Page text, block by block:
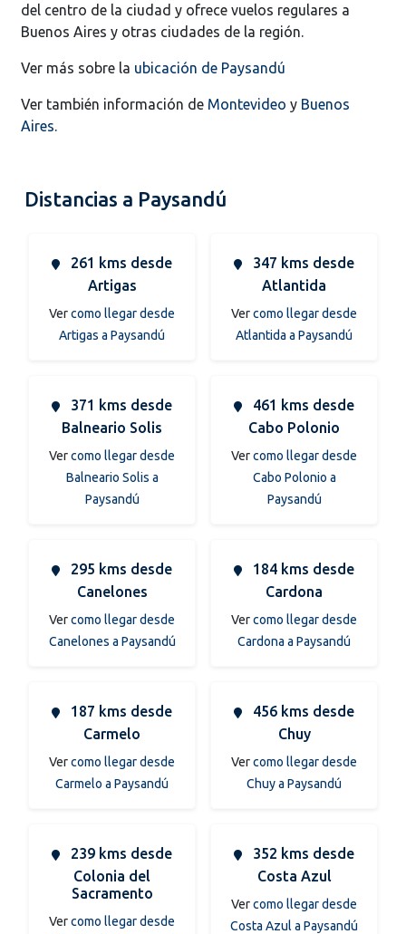
del centro de la ciudad y ofrece vuelos regulares a
Buenos Aires y otras ciudades de la región.
Ver más sobre la ubicación de Paysandú
Ver también información de Montevideo y Buenos
Aires.
Distancias a Paysandú
261 kms desde
Artigas
Vercomo llegar desde
Artigas a Paysandú
347 kms desde
Atlantida
Vercomo llegar desde
Atlantida a Paysandú
371 kms desde
Balneario Solis
Vercomo llegar desde
Balneario Solis a
Paysandú
461 kms desde
Cabo Polonio
Vercomo llegar desde
Cabo Polonio a
Paysandú
295 kms desde
Canelones
Vercomo llegar desde
Canelones a Paysandú
184 kms desde
Cardona
Vercomo llegar desde
Cardona a Paysandú
187 kms desde
Carmelo
Vercomo llegar desde
Carmelo a Paysandú
456 kms desde
Chuy
Vercomo llegar desde
Chuy a Paysandú
239 kms desde
Colonia del
Sacramento
Vercomo llegar desde
352 kms desde
Costa Azul
Vercomo llegar desde
Costa Azul a Paysandú